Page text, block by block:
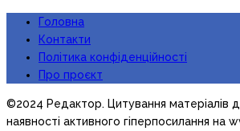
Головна
Контакти
Політика конфіденційності
Про проєкт
©2024 Редактор. Цитування матеріалів
наявності активного гіперпосилання на